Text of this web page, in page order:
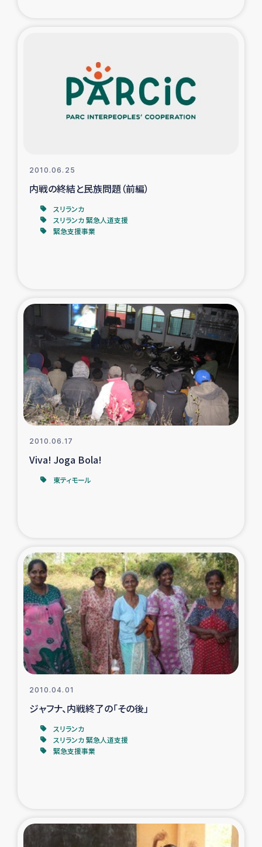
タイ国境ミャンマー移民子ども支援
漁民によるマングローブ植林活動
レバノンでのシリア難民への教育支援事業
レバノンでのシリア難民・レバノン人への農業支援
石巻市街地在宅被災者支援
復興応援隊の活動
仮設住宅生活支援・農業復興支援
漁業復興支援
ガザ地区における羊の畜産支援
ガザ地区での公園の緑化を通じた支援事業
ガザ地区における被災住民への緊急支援
ガザ地区酪農を通した女性グループの生計支援
ふりかけ普及と食生活改善による栄養改善事業
フェアトレード事業
緊急支援事業
食べる
2010.06.25
内戦の終結と民族問題（前編）
スリランカ
スリランカ 緊急人道支援
緊急支援事業
2010.06.17
Viva! Joga Bola!
東ティモール
2010.04.01
ジャフナ、内戦終了の「その後」
スリランカ
スリランカ 緊急人道支援
緊急支援事業